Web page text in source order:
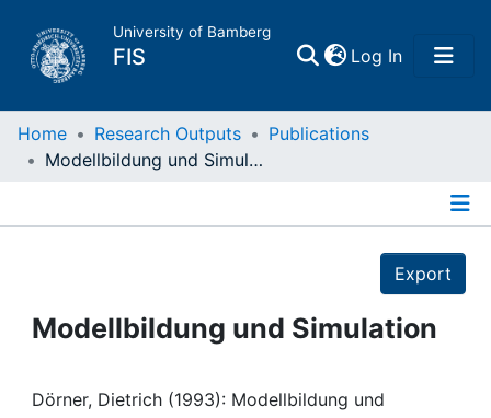
University of Bamberg
FIS Log In(current)
Home
Projects
Home Research Outputs
Publications
Modellbildung und Simulation
Export
Modellbildung und Simulation
Dörner, Dietrich (1993): Modellbildung und